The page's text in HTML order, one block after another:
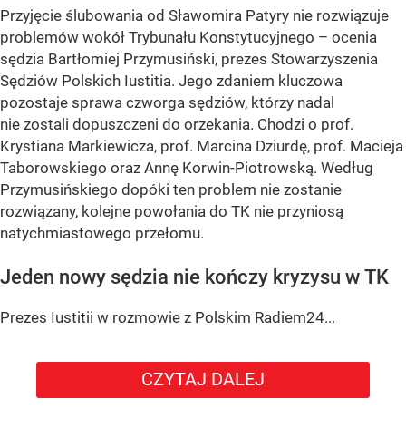
Przyjęcie ślubowania od Sławomira Patyry nie rozwiązuje
problemów wokół Trybunału Konstytucyjnego – ocenia
sędzia Bartłomiej Przymusiński, prezes Stowarzyszenia
Sędziów Polskich Iustitia. Jego zdaniem kluczowa
pozostaje sprawa czworga sędziów, którzy nadal
nie zostali dopuszczeni do orzekania. Chodzi o prof.
Krystiana Markiewicza, prof. Marcina Dziurdę, prof. Macieja
Taborowskiego oraz Annę Korwin-Piotrowską. Według
Przymusińskiego dopóki ten problem nie zostanie
rozwiązany, kolejne powołania do TK nie przyniosą
natychmiastowego przełomu.
Jeden nowy sędzia nie kończy kryzysu w TK
Prezes Iustitii w rozmowie z Polskim Radiem24...
CZYTAJ DALEJ